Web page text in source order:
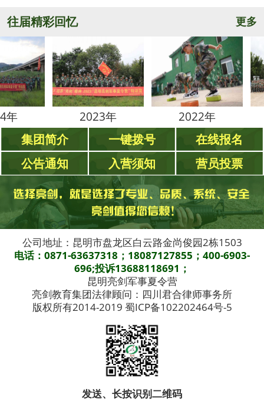
往届精彩回忆 更多
集团简介 一键拨号
在线报名
公告通知
入营须知 营员投票
公司地址：昆明市盘龙区白云路金尚俊园2栋1503
电话：0871-63637318；18087127855；400-6903-
696;投诉13688118691；
昆明亮剑军事夏令营
亮剑教育集团法律顾问：四川君合律师事务所
版权所有2014-2019 蜀ICP备102202464号-5
发送、长按识别二维码